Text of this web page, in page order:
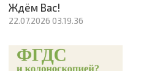
Ждём Вас!
22.07.2026 03.19.36